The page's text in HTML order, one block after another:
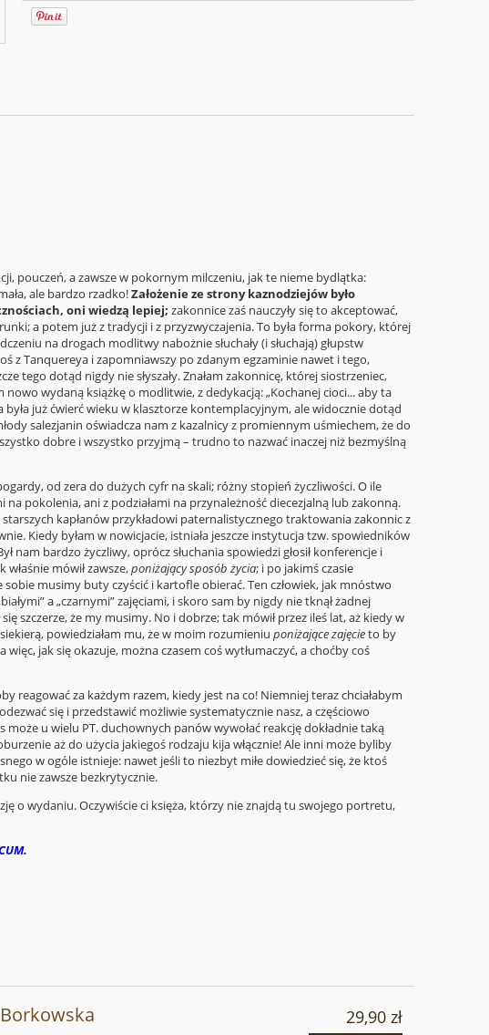
pouczeń, a zawsze w pokornym milczeniu, jak te nieme bydlątka:
ale bardzo rzadko!Założenie ze strony kaznodziejów było
oni wiedzą lepiej; zakonnice zaś nauczyły się to akceptować,
a potem już z tradycji i z przyzwyczajenia. To była forma pokory, której
na drogach modlitwy nabożnie słuchały (i słuchają) głupstw
z Tanquereya i zapomniawszy po zdanym egzaminie nawet i tego,
tego dotąd nigdy nie słyszały. Znałam zakonnicę, której siostrzeniec,
wydaną książkę o modlitwie, z dedykacją: „Kochanej cioci... aby ta
już ćwierć wieku w klasztorze kontemplacyjnym, ale widocznie dotąd
salezjanin oświadcza nam z kazalnicy z promiennym uśmiechem, że do
dobre i wszystko przyjmą – trudno to nazwać inaczej niż bezmyślną
od zera do dużych cyfr na skali; różny stopień życzliwości. O ile
na pokolenia, ani z podziałami na przynależność diecezjalną lub zakonną.
kapłanów przykładowi paternalistycznego traktowania zakonnic z
Kiedy byłam w nowicjacie, istniała jeszcze instytucja tzw. spowiedników
nam bardzo życzliwy, oprócz słuchania spowiedzi głosił konferencje i
właśnie mówił zawsze,poniżający sposób życia; i po jakimś czasie
musimy buty czyścić i kartofle obierać. Ten człowiek, jak mnóstwo
a „czarnymi” zajęciami, i skoro sam by nigdy nie tknął żadnej
szczerze, że my musimy. No i dobrze; tak mówił przez ileś lat, aż kiedy w
powiedziałam mu, że w moim rozumieniu poniżające zajęcieto by
jak się okazuje, można czasem coś wytłumaczyć, a choćby coś
reagować za każdym razem, kiedy jest na co! Niemniej teraz chciałabym
się i przedstawić możliwie systematycznie nasz, a częściowo
u wielu PT. duchownych panów wywołać reakcję dokładnie taką
aż do użycia jakiegoś rodzaju kija włącznie! Ale inni może byliby
w ogóle istnieje: nawet jeśli to niezbyt miłe dowiedzieć się, że ktoś
nie zawsze bezkrytycznie.
o wydaniu. Oczywiście ci księża, którzy nie znajdą tu swojego portretu,
Borkowska 29,90 zł